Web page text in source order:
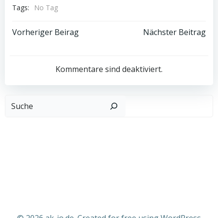
Tags: No Tag
Post
navigation
Vorheriger Beirag
Post
navigation
Nächster Beitrag
Kommentare sind deaktiviert.